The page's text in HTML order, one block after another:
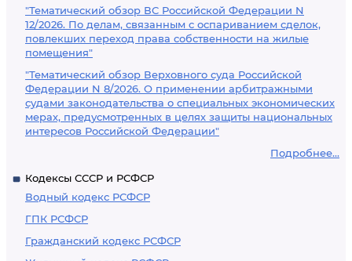
"Тематический обзор ВС Российской Федерации N
12/2026. По делам, связанным с оспариванием сделок,
повлекших переход права собственности на жилые
помещения"
"Тематический обзор Верховного суда Российской
Федерации N 8/2026. О применении арбитражными
судами законодательства о специальных экономических
мерах, предусмотренных в целях защиты национальных
интересов Российской Федерации"
Подробнее...
Кодексы СССР и РСФСР
Водный кодекс РСФСР
ГПК РСФСР
Гражданский кодекс РСФСР